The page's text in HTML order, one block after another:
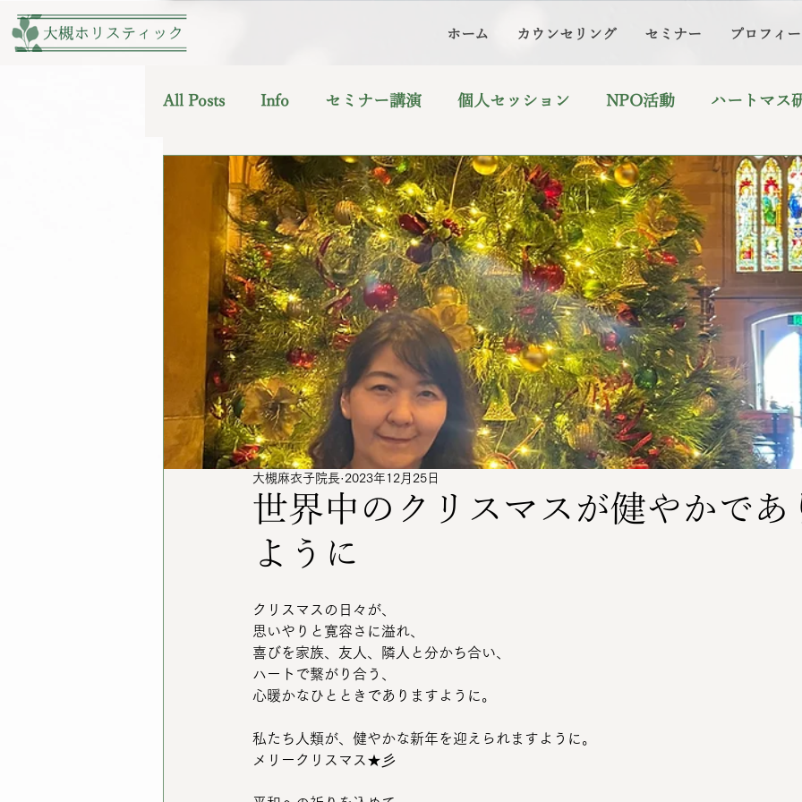
ホーム カウンセリング セミナー プロフィ
All Posts Info セミナー講演 個人セッション NPO活動 ハートマス
世界中のクリスマスが健やかであ
ように
大槻麻衣子院長 2023年12月25日
クリスマスの日々が、
思いやりと寛容さに溢れ、
喜びを家族、友人、隣人と分かち合い、
ハートで繋がり合う、
心暖かなひとときでありますように。
私たち人類が、健やかな新年を迎えられますように。
メリークリスマス★彡